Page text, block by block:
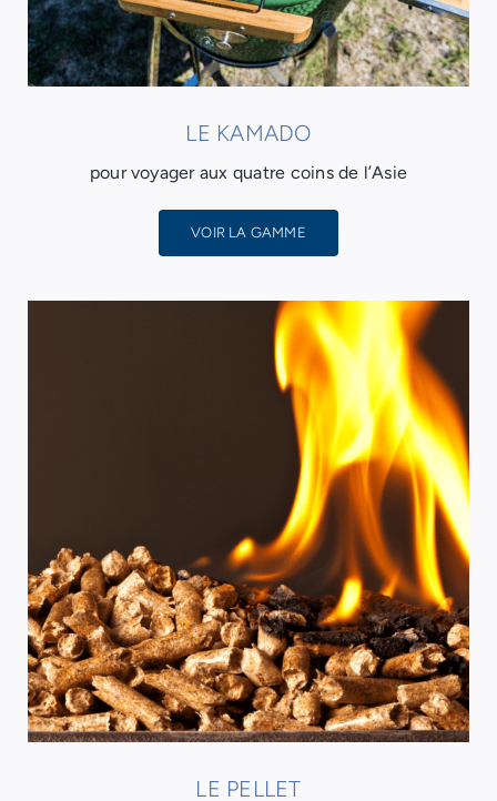
LE KAMADO
pour voyager aux quatre coins de l’Asie
VOIR LA GAMME
LE PELLET